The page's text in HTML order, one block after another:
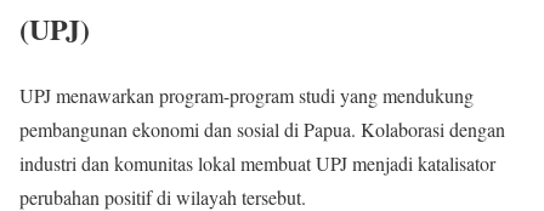
(UPJ)
UPJ menawarkan program-program studi yang mendukung
pembangunan ekonomi dan sosial di Papua. Kolaborasi dengan
industri dan komunitas lokal membuat UPJ menjadi katalisator
perubahan positif di wilayah tersebut.